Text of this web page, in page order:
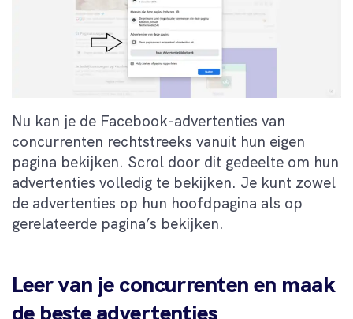
Nu kan je de Facebook-advertenties van
concurrenten rechtstreeks vanuit hun eigen
pagina bekijken. Scrol door dit gedeelte om hun
advertenties volledig te bekijken. Je kunt zowel
de advertenties op hun hoofdpagina als op
gerelateerde pagina’s bekijken.
Leer van je concurrenten en maak
de beste advertenties